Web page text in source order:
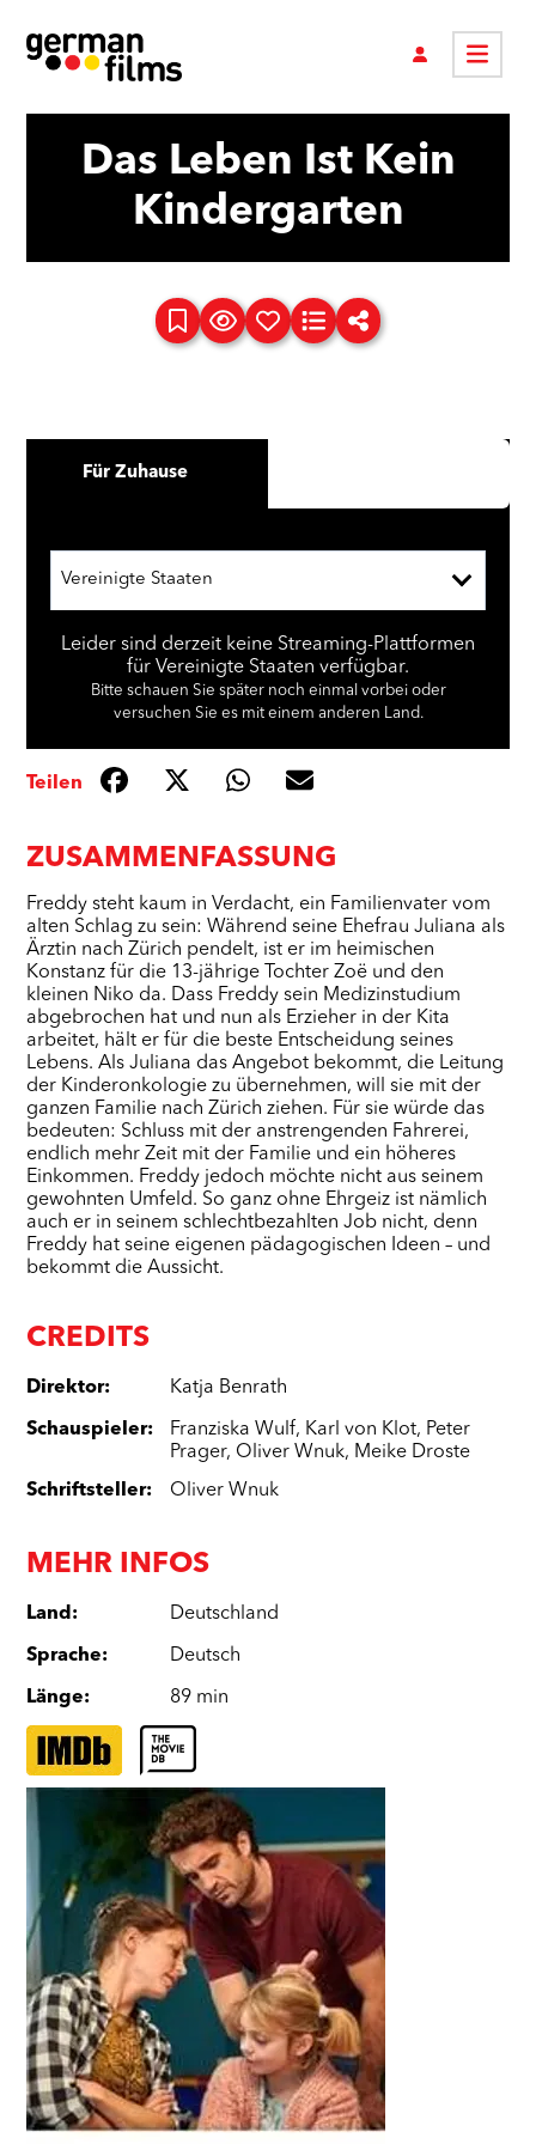
Das Leben Ist Kein
Kindergarten
ZUSAMMENFASSUNG
Freddy steht kaum in Verdacht, ein Familienvater vom
alten Schlag zu sein: Während seine Ehefrau Juliana als
Ärztin nach Zürich pendelt, ist er im heimischen
Konstanz für die 13-jährige Tochter Zoë und den
kleinen Niko da. Dass Freddy sein Medizinstudium
abgebrochen hat und nun als Erzieher in der Kita
arbeitet, hält er für die beste Entscheidung seines
Lebens. Als Juliana das Angebot bekommt, die Leitung
der Kinderonkologie zu übernehmen, will sie mit der
ganzen Familie nach Zürich ziehen. Für sie würde das
bedeuten: Schluss mit der anstrengenden Fahrerei,
endlich mehr Zeit mit der Familie und ein höheres
Einkommen. Freddy jedoch möchte nicht aus seinem
gewohnten Umfeld. So ganz ohne Ehrgeiz ist nämlich
auch er in seinem schlechtbezahlten Job nicht, denn
Freddy hat seine eigenen pädagogischen Ideen – und
bekommt die Aussicht.
CREDITS
Direktor: Katja Benrath
Schauspieler: Franziska Wulf, Karl von Klot, Peter
Prager, Oliver Wnuk, Meike Droste
Schriftsteller: Oliver Wnuk
MEHR INFOS
Land: Deutschland
Sprache: Deutsch
Länge: 89 min
Für Zuhause
Vereinigte Staaten
Leider sind derzeit keine Streaming-Plattformen
für Vereinigte Staaten verfügbar.
Bitte schauen Sie später noch einmal vorbei oder
versuchen Sie es mit einem anderen Land.
Teilen